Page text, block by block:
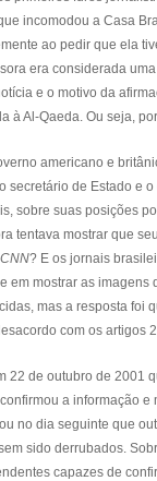
incomodou a Casa
ao pedir que ela
era considerada
e o motivo da
à Al-Qaeda. Ou seja,
americano e
secretário de Estado e
sobre suas posições
tentava mostrar que
CNN? E os jornais
em mostrar as
mas a resposta foi
com os artigos
22 de outubro de 2001
confirmou a informação e
no dia seguinte que
sido derrubados.
capazes de